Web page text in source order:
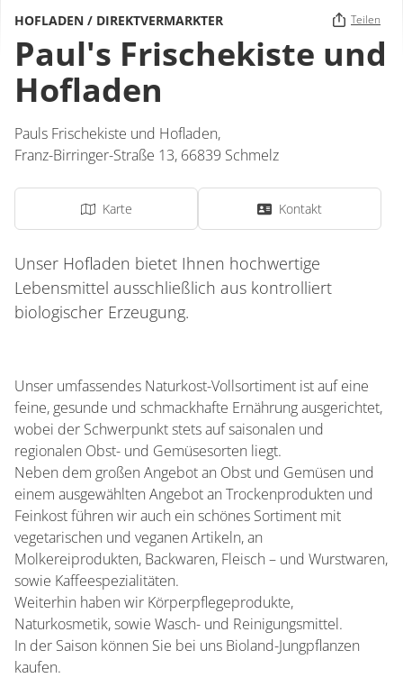
HOFLADEN / DIREKTVERMARKTER Teilen
Paul's Frischekiste und
Hofladen
Pauls Frischekiste und Hofladen,
Franz-Birringer-Straße 13, 66839 Schmelz
Karte Kontakt
Unser Hofladen bietet Ihnen hochwertige
Lebensmittel ausschließlich aus kontrolliert
biologischer Erzeugung.
Unser umfassendes Naturkost-Vollsortiment ist auf eine
feine, gesunde und schmackhafte Ernährung ausgerichtet,
wobei der Schwerpunkt stets auf saisonalen und
regionalen Obst- und Gemüsesorten liegt.
Neben dem großen Angebot an Obst und Gemüsen und
einem ausgewählten Angebot an Trockenprodukten und
Feinkost führen wir auch ein schönes Sortiment mit
vegetarischen und veganen Artikeln, an
Molkereiprodukten, Backwaren, Fleisch – und Wurstwaren,
sowie Kaffeespezialitäten.
Weiterhin haben wir Körperpflegeprodukte,
Naturkosmetik, sowie Wasch- und Reinigungsmittel.
In der Saison können Sie bei uns Bioland-Jungpflanzen
kaufen.